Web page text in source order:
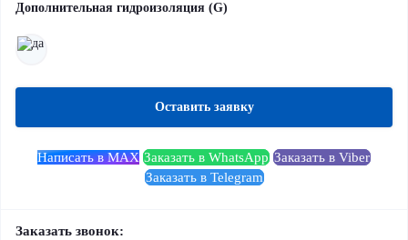
Дополнительная гидроизоляция (G)
Оставить заявку
Написать в MAX Заказать в WhatsApp Заказать в Viber
Заказать в Telegram
Заказать звонок: